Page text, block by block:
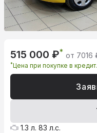
515 000 ₽* от 7016
*Цена при покупке в
1.3 л. 83 л.с.